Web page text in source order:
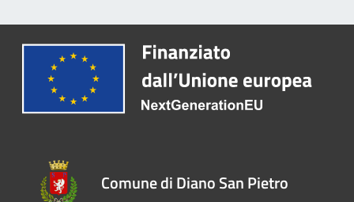
Comune di Diano San Pietro